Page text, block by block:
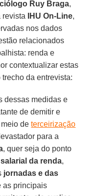
Ruy Braga,
revista IHU On-Line,
nos dados
relacionados
renda e
contextualizar estas
da entrevista:
dessas medidas e
de demitir e
meio deterceirização
para a
, quer seja do ponto
da renda,
jornadas e das
as principais